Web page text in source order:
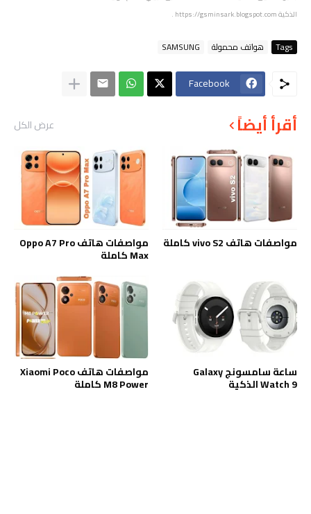
الذكيةhttps://gsminsark.blogspot.com
.
Tags هواتف محمولة SAMSUNG
Facebook
أقرأ أيضاً عرض الكل
مواصفات هاتف vivo S2 كاملة مواصفات هاتف Oppo A7 Pro
Max كاملة
ساعة سامسونج Galaxy
Watch 9 الذكية
مواصفات هاتف Xiaomi Poco
M8 Power كاملة